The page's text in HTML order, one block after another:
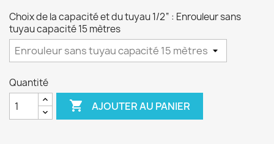
Choix de la capacité et du tuyau 1/2“ : Enrouleur sans
tuyau capacité 15 mètres
Quantité
 AJOUTER AU PANIER